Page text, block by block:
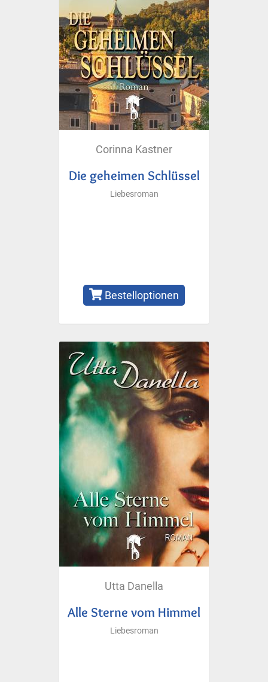
Corinna Kastner
Die geheimen Schlüssel
Liebesroman
Bestelloptionen
Utta Danella
Alle Sterne vom Himmel
Liebesroman